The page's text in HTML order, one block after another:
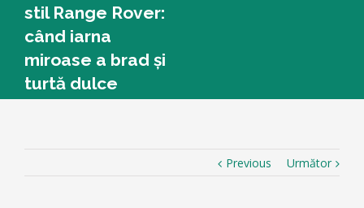
stil Range Rover:
când iarna
miroase a brad și
turtă dulce
Previous Următor